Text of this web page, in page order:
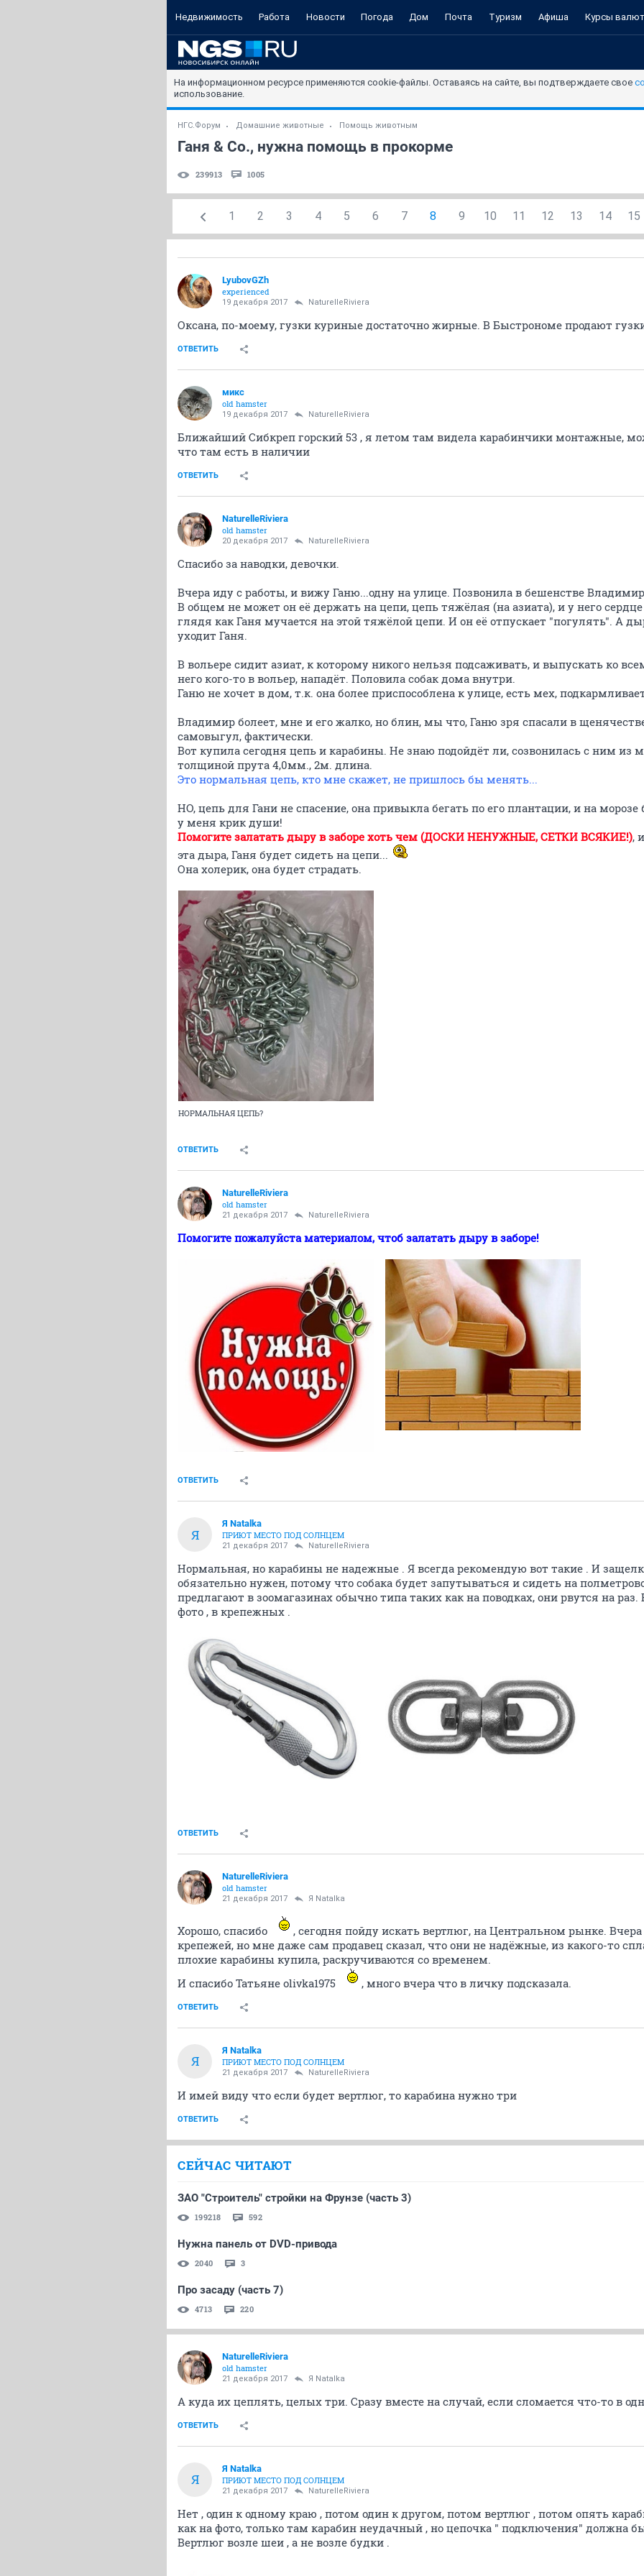
Недвижимость Работа Новости Погода Дом Почта Туризм Афиша Курсы валют
На информационном ресурсе применяются cookie-файлы. Оставаясь на сайте, вы подтверждаете свое
использование.
НГС.Форум Домашние животные Помощь животным
Ганя & Co., нужна помощь в прокорме
239913 1005
1 2 3 4 5 6 7 8 9 10 11 12 13 14 15
LyubovGZh
experienced
19 декабря 2017 NaturelleRiviera
Оксана, по-моему, гузки куриные достаточно жирные. В Быстрономе продают
ОТВЕТИТЬ
микс
old hamster
19 декабря 2017 NaturelleRiviera
Ближайший Сибкреп горский 53 , я летом там видела карабинчики монтажные,
что там есть в наличии
ОТВЕТИТЬ
NaturelleRiviera
old hamster
20 декабря 2017 NaturelleRiviera
Спасибо за наводки, девочки.
Вчера иду с работы, и вижу Ганю...одну на улице. Позвонила в бешенстве
В общем не может он её держать на цепи, цепь тяжёлая (на азиата), и у него
глядя как Ганя мучается на этой тяжёлой цепи. И он её отпускает "погулять". А
уходит Ганя.
В вольере сидит азиат, к которому никого нельзя подсаживать, и выпускать ко
него кого-то в вольер, нападёт. Половила собак дома внутри.
Ганю не хочет в дом, т.к. она более приспособлена к улице, есть мех,
Владимир болеет, мне и его жалко, но блин, мы что, Ганю зря спасали в
самовыгул, фактически.
Вот купила сегодня цепь и карабины. Не знаю подойдёт ли, созвонилась с ним из
толщиной прута 4,0мм., 2м. длина.
Это нормальная цепь, кто мне скажет, не пришлось бы менять...
НО, цепь для Гани не спасение, она привыкла бегать по его плантации, и на морозе
у меня крик души!
Помогите залатать дыру в заборе хоть чем (ДОСКИ НЕНУЖНЫЕ, СЕТКИ ВСЯКИЕ!),
эта дыра, Ганя будет сидеть на цепи...
Она холерик, она будет страдать.
НОРМАЛЬНАЯ ЦЕПЬ?
ОТВЕТИТЬ
NaturelleRiviera
old hamster
21 декабря 2017 NaturelleRiviera
Помогите пожалуйста материалом, чтоб залатать дыру в заборе!
ОТВЕТИТЬ
Я
Я Natalka
ПРИЮТ МЕСТО ПОД СОЛНЦЕМ
21 декабря 2017 NaturelleRiviera
Нормальная, но карабины не надежные . Я всегда рекомендую вот такие . И
обязательно нужен, потому что собака будет запутываться и сидеть на
предлагают в зоомагазинах обычно типа таких как на поводках, они рвутся на раз.
фото , в крепежных .
ОТВЕТИТЬ
NaturelleRiviera
old hamster
21 декабря 2017 Я Natalka
Хорошо, спасибо
, сегодня пойду искать вертлюг, на Центральном рынке.
крепежей, но мне даже сам продавец сказал, что они не надёжные, из какого-то
плохие карабины купила, раскручиваются со временем.
И спасибо Татьяне olivka1975
, много вчера что в личку подсказала.
ОТВЕТИТЬ
Я
Я Natalka
ПРИЮТ МЕСТО ПОД СОЛНЦЕМ
21 декабря 2017 NaturelleRiviera
И имей виду что если будет вертлюг, то карабина нужно три
ОТВЕТИТЬ
СЕЙЧАС ЧИТАЮТ
ЗАО "Строитель" стройки на Фрунзе (часть 3)
199218 592
Нужна панель от DVD-привода
2040 3
Про засаду (часть 7)
4713 220
NaturelleRiviera
old hamster
21 декабря 2017 Я Natalka
А куда их цеплять, целых три. Сразу вместе на случай, если сломается что-то в
ОТВЕТИТЬ
Я
Я Natalka
ПРИЮТ МЕСТО ПОД СОЛНЦЕМ
21 декабря 2017 NaturelleRiviera
Нет , один к одному краю , потом один к другом, потом вертлюг , потом опять
как на фото, только там карабин неудачный , но цепочка " подключения" должна
Вертлюг возле шеи , а не возле будки .